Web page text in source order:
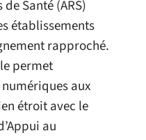
Santé (ARS)
établissements
rapproché.
permet
aux
étroit avec le
au